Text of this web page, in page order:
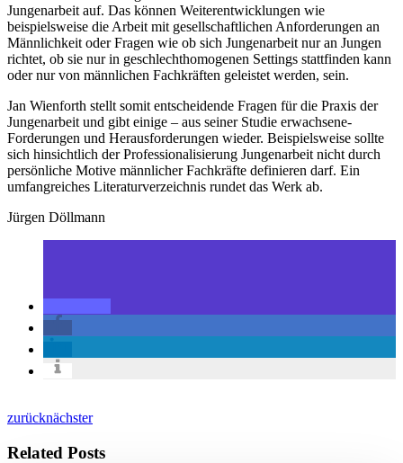
Jungenarbeit auf. Das können Weiterentwicklungen wie
beispielsweise die Arbeit mit gesellschaftlichen Anforderungen an
Männlichkeit oder Fragen wie ob sich Jungenarbeit nur an Jungen
richtet, ob sie nur in geschlechthomogenen Settings stattfinden kann
oder nur von männlichen Fachkräften geleistet werden, sein.
Jan Wienforth stellt somit entscheidende Fragen für die Praxis der
Jungenarbeit und gibt einige – aus seiner Studie erwachsene-
Forderungen und Herausforderungen wieder. Beispielsweise sollte
sich hinsichtlich der Professionalisierung Jungenarbeit nicht durch
persönliche Motive männlicher Fachkräfte definieren darf. Ein
umfangreiches Literaturverzeichnis rundet das Werk ab.
Jürgen Döllmann
zurücknächster
Related Posts